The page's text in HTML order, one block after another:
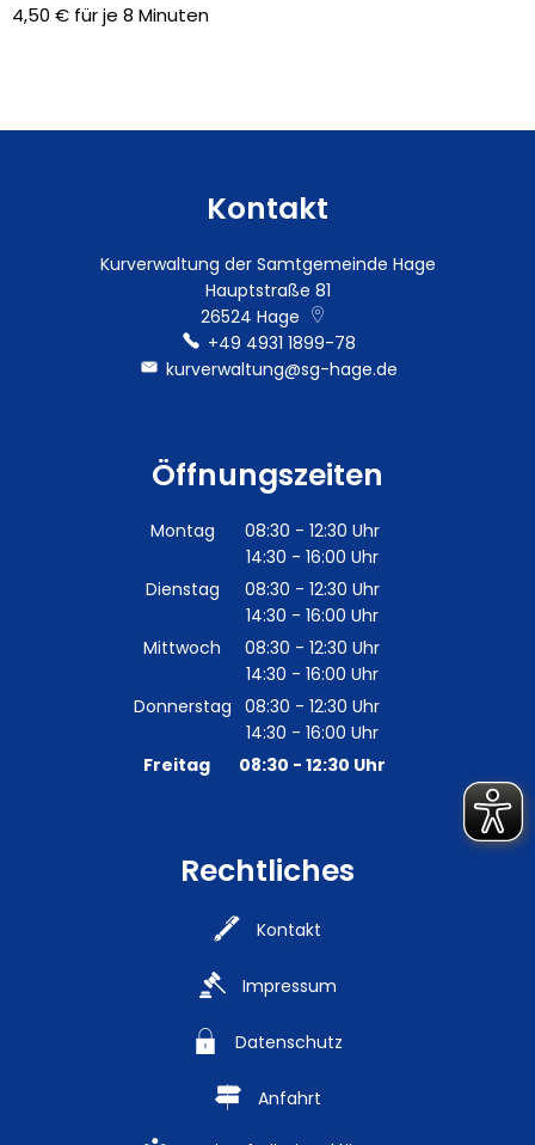
4,50 € für je 8 Minuten
Kontakt
Kurverwaltung der Samtgemeinde Hage
Hauptstraße 81
26524 Hage
+49 4931 1899-78
kurverwaltung@sg-hage.de
Öffnungszeiten
Montag 08:30 - 12:30 Uhr
Von 08:30 bis 12:30 Uhr
14:30 - 16:00 Uhr
Von 14:30 bis 16:00 Uhr
Dienstag 08:30 - 12:30 Uhr
Von 08:30 bis 12:30 Uhr
14:30 - 16:00 Uhr
Von 14:30 bis 16:00 Uhr
Mittwoch 08:30 - 12:30 Uhr
Von 08:30 bis 12:30 Uhr
14:30 - 16:00 Uhr
Von 14:30 bis 16:00 Uhr
Donnerstag 08:30 - 12:30 Uhr
Von 08:30 bis 12:30 Uhr
14:30 - 16:00 Uhr
Von 14:30 bis 16:00 Uhr
Freitag 08:30 - 12:30 Uhr
Von 08:30 bis 12:30 Uhr
Rechtliches
Kontakt
Impressum
Datenschutz
Anfahrt